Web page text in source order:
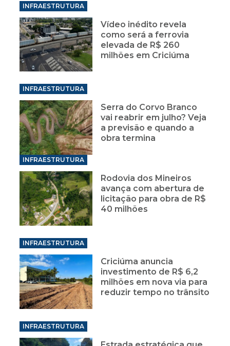
INFRAESTRUTURA
Vídeo inédito revela
como será a ferrovia
elevada de R$ 260
milhões em Criciúma
INFRAESTRUTURA
Serra do Corvo Branco
vai reabrir em julho? Veja
a previsão e quando a
obra termina
INFRAESTRUTURA
Rodovia dos Mineiros
avança com abertura de
licitação para obra de R$
40 milhões
INFRAESTRUTURA
Criciúma anuncia
investimento de R$ 6,2
milhões em nova via para
reduzir tempo no trânsito
INFRAESTRUTURA